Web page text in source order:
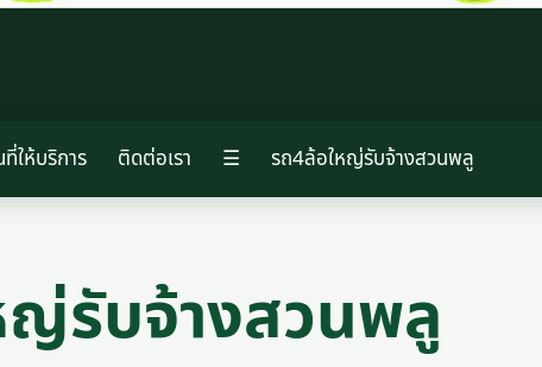
ให้บริการ ติดต่อเรา ☰ รถ4ล้อใหญ่รับจ้างสวนพลู
ญ่รับจ้างสวนพลู